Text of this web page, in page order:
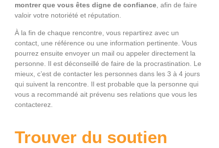
montrer que vous êtes digne de confiance , afin de faire
valoir votre notoriété et réputation.
À la fin de chaque rencontre, vous repartirez avec un
contact, une référence ou une information pertinente. Vous
pourrez ensuite envoyer un mail ou appeler directement la
personne. Il est déconseillé de faire de la procrastination. Le
mieux, c’est de contacter les personnes dans les 3 à 4 jours
qui suivent la rencontre. Il est probable que la personne qui
vous a recommandé ait prévenu ses relations que vous les
contacterez.
Trouver du soutien